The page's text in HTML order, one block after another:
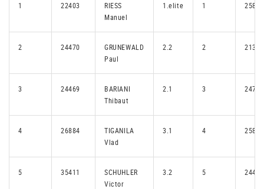
1 22403
RIESS
Manuel
1.elite 1 25835
2 24470
GRUNEWALD
Paul
2.2 2 21381
3 24469
BARIANI
Thibaut
2.1 3 24794
4 26884
TIGANILA
Vlad
3.1 4 25880
5 35411
SCHUHLER
Victor
3.2 5 24449